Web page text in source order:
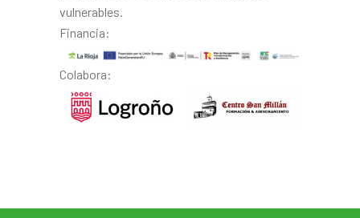
vulnerables.
Financia:
Colabora: